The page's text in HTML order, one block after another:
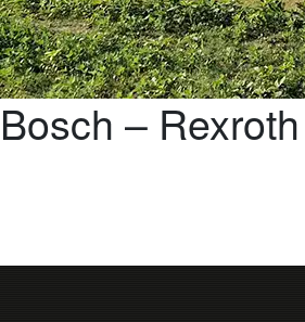
Bosch – Rexroth